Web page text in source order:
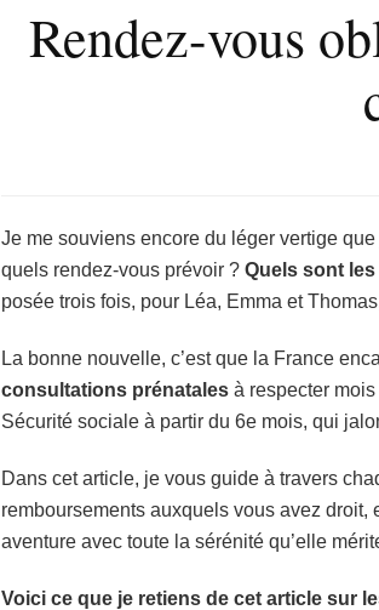
Rendez-vous
Je me souviens encore du léger vertige
quels rendez-vous prévoir ? Quels sont
posée trois fois, pour Léa, Emma et
La bonne nouvelle, c’est que la France
consultations prénatales à respecter
Sécurité sociale à partir du 6e mois, qui
Dans cet article, je vous guide à travers
remboursements auxquels vous avez
aventure avec toute la sérénité qu’elle
Voici ce que je retiens de cet article sur